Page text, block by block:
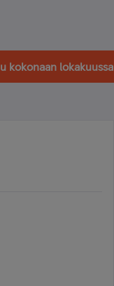
kokonaan lokakuussa